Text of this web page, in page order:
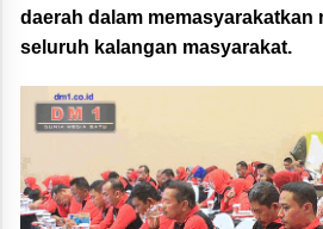
daerah dalam memasyarakatkan
seluruh kalangan masyarakat.